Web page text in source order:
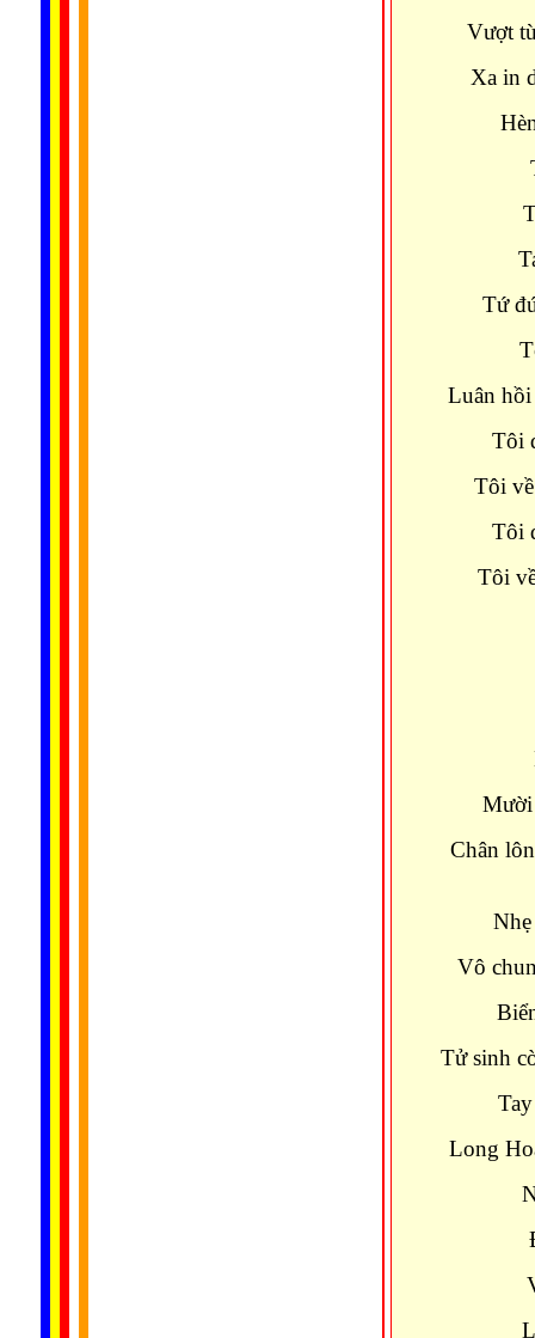
Vượt
Xa in
Tứ
Luân
Tôi
Tôi
Tôi
Tôi
Mười
Chân
Vô
Tử sinh
Long